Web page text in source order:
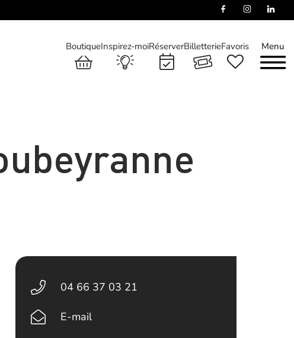
Menu
BoutiqueInspirez-moiRéserverBilletterieFavoris
04 66 37 03 21
E-mail